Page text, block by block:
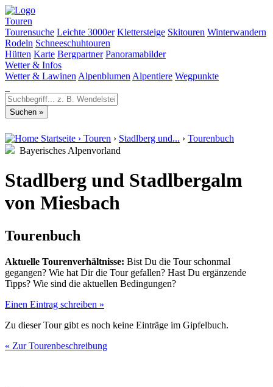
Touren
Tourensuche Leichte 3000er Klettersteige Skitouren Winterwandern
Rodeln Schneeschuhtouren
Hütten Karte Bergpartner Panoramabilder
Wetter & Infos
Wetter & Lawinen Alpenblumen Alpentiere Wegpunkte
Startseite › Touren › Stadlberg und... › Tourenbuch
Bayerisches Alpenvorland
Stadlberg und Stadlbergalm
von Miesbach
Tourenbuch
Aktuelle Tourenverhältnisse: Bist Du die Tour schonmal
gegangen? Wie hat Dir die Tour gefallen? Hast Du ergänzende
Tipps? Wie sind die aktuellen Bedingungen?
Einen Eintrag schreiben »
Zu dieser Tour gibt es noch keine Einträge im Gipfelbuch.
« Zur Tourenbeschreibung